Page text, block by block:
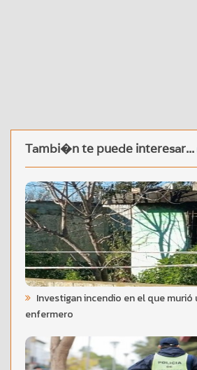
Tambi�n te puede interesar...
Investigan incendio en el que murió
enfermero